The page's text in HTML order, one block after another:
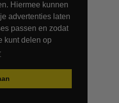
Hiermee kunnen
advertenties laten
passen en zodat
kunt delen op